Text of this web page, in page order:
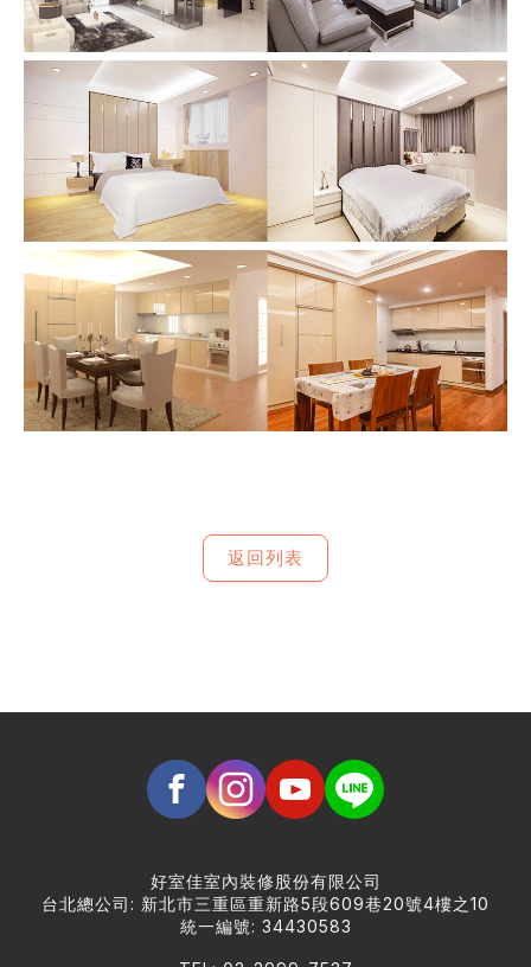
返回列表
好室佳室內裝修股份有限公司
台北總公司: 新北市三重區重新路5段609巷20號4樓之10
統一編號: 34430583